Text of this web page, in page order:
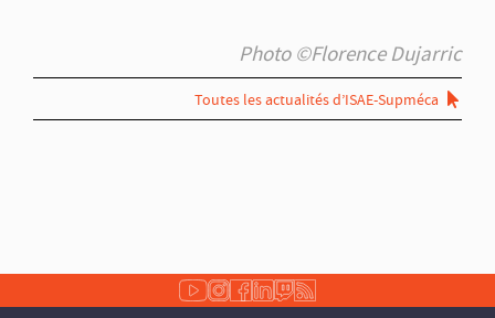
Photo ©Florence Dujarric
Toutes les actualités d’ISAE-Supméca